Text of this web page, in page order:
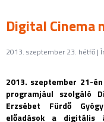
Digital Cinema
2013. szeptember 23. hétfő |
2013. szeptember 21-
programjául szolgáló
Erzsébet Fürdő
előadások a digitális